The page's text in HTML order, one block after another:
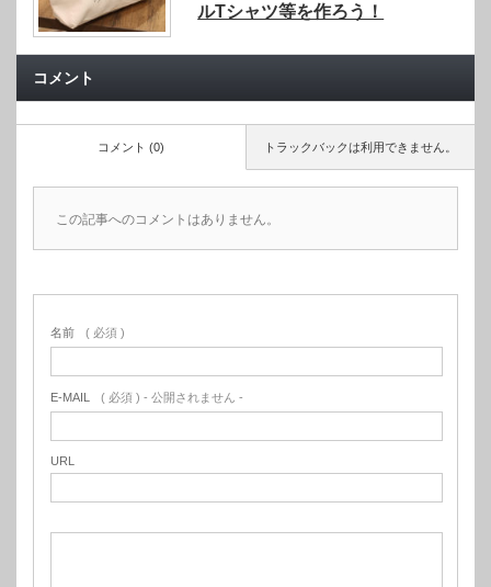
ルTシャツ等を作ろう！
コメント
トラックバックは利用できません。
コメント (0)
この記事へのコメントはありません。
名前 ( 必須 )
E-MAIL ( 必須 ) - 公開されません -
URL